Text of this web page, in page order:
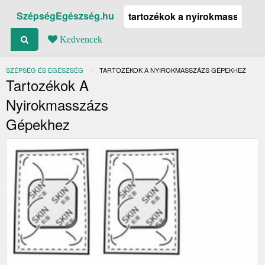
SzépségEgészség.hu
Kedvencek
SZÉPSÉG ÉS EGÉSZSÉG JELENLEGI:
TARTOZÉKOK A NYIROKMASSZÁZS GÉPEKHEZ
Tartozékok A
Nyirokmasszázs
Gépekhez